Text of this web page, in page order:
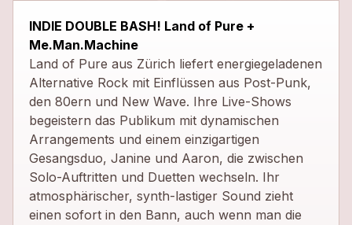
INDIE DOUBLE BASH! Land of Pure +
Me.Man.Machine
Land of Pure aus Zürich liefert energiegeladenen
Alternative Rock mit Einflüssen aus Post-Punk,
den 80ern und New Wave. Ihre Live-Shows
begeistern das Publikum mit dynamischen
Arrangements und einem einzigartigen
Gesangsduo, Janine und Aaron, die zwischen
Solo-Auftritten und Duetten wechseln. Ihr
atmosphärischer, synth-lastiger Sound zieht
einen sofort in den Bann, auch wenn man die